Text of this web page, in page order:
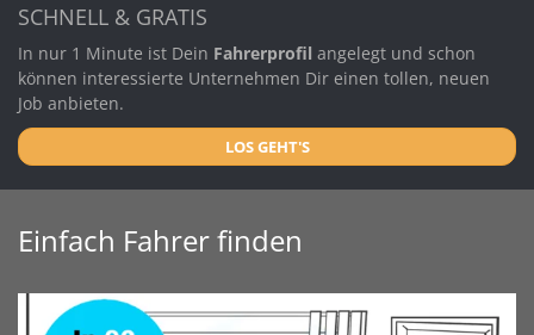
SCHNELL & GRATIS
In nur 1 Minute ist Dein Fahrerprofil angelegt und schon
können interessierte Unternehmen Dir einen tollen, neuen
Job anbieten.
LOS GEHT'S
Einfach Fahrer finden